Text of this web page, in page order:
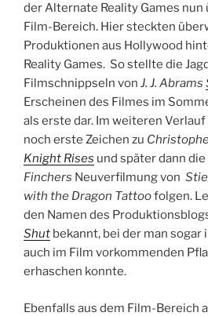
der Alternate Reality Games
Film-Bereich. Hier steckten
Produktionen aus Hollywood
Reality Games. So stellte die
Filmschnippseln von J. J. Abrams
Erscheinen des Filmes im
als erste dar. Im weiteren
noch erste Zeichen zu
Knight Rises und später dann
Finchers Neuverfilmung von
with the Dragon Tattoofolgen.
den Namen des
Shut bekannt, bei der man sogar
auch im Film vorkommenden
erhaschen konnte.
Ebenfalls aus dem Film-Bereich